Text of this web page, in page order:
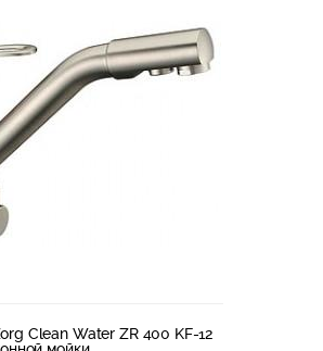
Clean Water ZR 400 KF-12